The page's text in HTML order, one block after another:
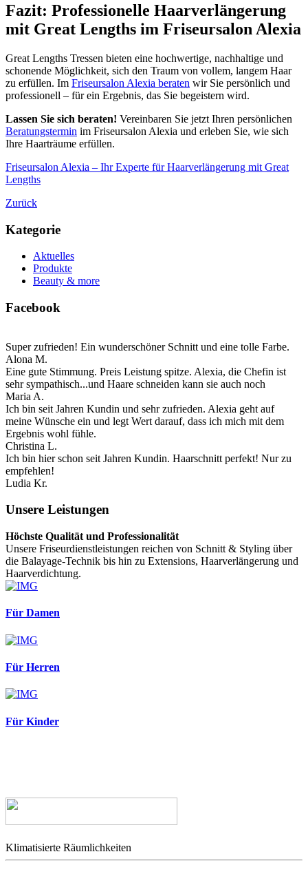
Fazit: Professionelle Haarverlängerung
mit Great Lengths im Friseursalon Alexia
Great Lengths Tressen bieten eine hochwertige, nachhaltige und
schonende Möglichkeit, sich den Traum von vollem, langem Haar
zu erfüllen. Im Friseursalon Alexia beraten wir Sie persönlich und
professionell – für ein Ergebnis, das Sie begeistern wird.
Lassen Sie sich beraten! Vereinbaren Sie jetzt Ihren persönlichen
Beratungstermin im Friseursalon Alexia und erleben Sie, wie sich
Ihre Haarträume erfüllen.
Friseursalon Alexia – Ihr Experte für Haarverlängerung mit Great
Lengths
Zurück
Kategorie
Aktuelles
Produkte
Beauty & more
Facebook
Super zufrieden! Ein wunderschöner Schnitt und eine tolle Farbe.
Alona M.
Eine gute Stimmung. Preis Leistung spitze. Alexia, die Chefin ist
sehr sympathisch...und Haare schneiden kann sie auch noch
Maria A.
Ich bin seit Jahren Kundin und sehr zufrieden. Alexia geht auf
meine Wünsche ein und legt Wert darauf, dass ich mich mit dem
Ergebnis wohl fühle.
Christina L.
Ich bin hier schon seit Jahren Kundin. Haarschnitt perfekt! Nur zu
empfehlen!
Ludia Kr.
Unsere Leistungen
Höchste Qualität und Professionalität
Unsere Friseurdienstleistungen reichen von Schnitt & Styling über
die Balayage-Technik bis hin zu Extensions, Haarverlängerung und
Haarverdichtung.
Für Damen
Für Herren
Für Kinder
Klimatisierte Räumlichkeiten